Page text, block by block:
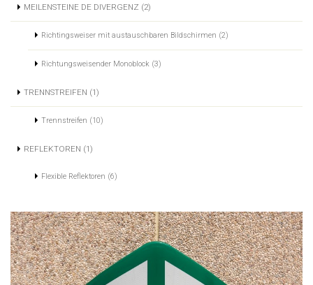
MEILENSTEINE DE DIVERGENZ (2)
Richtingsweiser mit austauschbaren Bildschirmen (2)
Richtungsweisender Monoblock (3)
TRENNSTREIFEN (1)
Trennstreifen (10)
REFLEKTOREN (1)
Flexible Reflektoren (6)